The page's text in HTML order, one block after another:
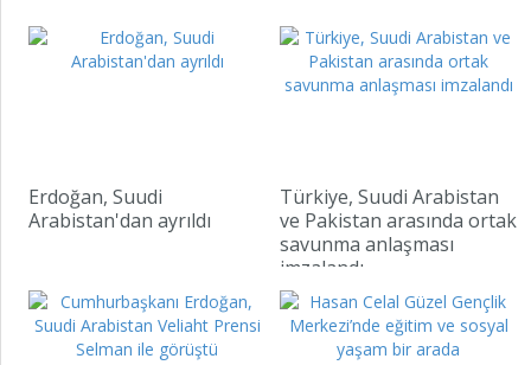
Erdoğan, Suudi
Arabistan'dan ayrıldı
Türkiye, Suudi Arabistan
ve Pakistan arasında ortak
savunma anlaşması
imzalandı